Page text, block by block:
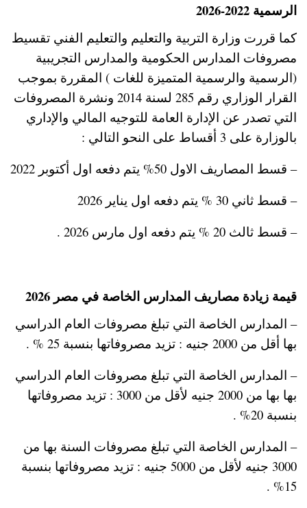
الرسمية 2022-2026
كما قررت وزارة التربية والتعليم والتعليم الفني تقسيط
مصروفات المدارس الحكومية والمدارس التجريبية
(الرسمية والرسمية المتميزة للغات ) المقررة بموجب
القرار الوزاري رقم 285 لسنة 2014 ونشرة المصروفات
التي تصدر عن الإدارة العامة للتوجيه المالي والإداري
بالوزارة على 3 أقساط على النحو التالي :
– قسط المصاريف الاول 50% يتم دفعه اول أكتوبر 2022
– قسط ثاني 30 % يتم دفعه اول يناير 2026
– قسط ثالث 20 % يتم دفعه اول مارس 2026 .
قيمة زيادة مصاريف المدارس الخاصة في مصر 2026
– المدارس الخاصة التي تبلغ مصروفات العام الدراسي
بها أقل من 2000 جنيه : تزيد مصروفاتها بنسبة 25 % .
– المدارس الخاصة التي تبلغ مصروفات العام الدراسي
بها بها من 2000 جنيه لأقل من 3000 : تزيد مصروفاتها
بنسبة 20% .
– المدارس الخاصة التي تبلغ مصروفات السنة بها من
3000 جنيه لأقل من 5000 جنيه : تزيد مصروفاتها بنسبة
15% .